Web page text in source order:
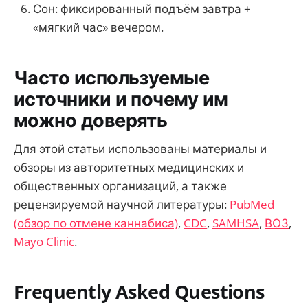
Сон: фиксированный подъём завтра +
«мягкий час» вечером.
Часто используемые
источники и почему им
можно доверять
Для этой статьи использованы материалы и
обзоры из авторитетных медицинских и
общественных организаций, а также
рецензируемой научной литературы: PubMed
(обзор по отмене каннабиса), CDC, SAMHSA, ВОЗ,
Mayo Clinic.
Frequently Asked Questions